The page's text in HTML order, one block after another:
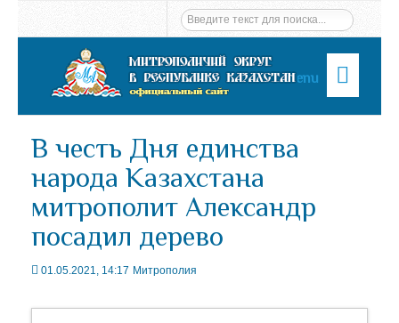
Menu
В честь Дня единства
народа Казахстана
митрополит Александр
посадил дерево
01.05.2021, 14:17 Митрополия